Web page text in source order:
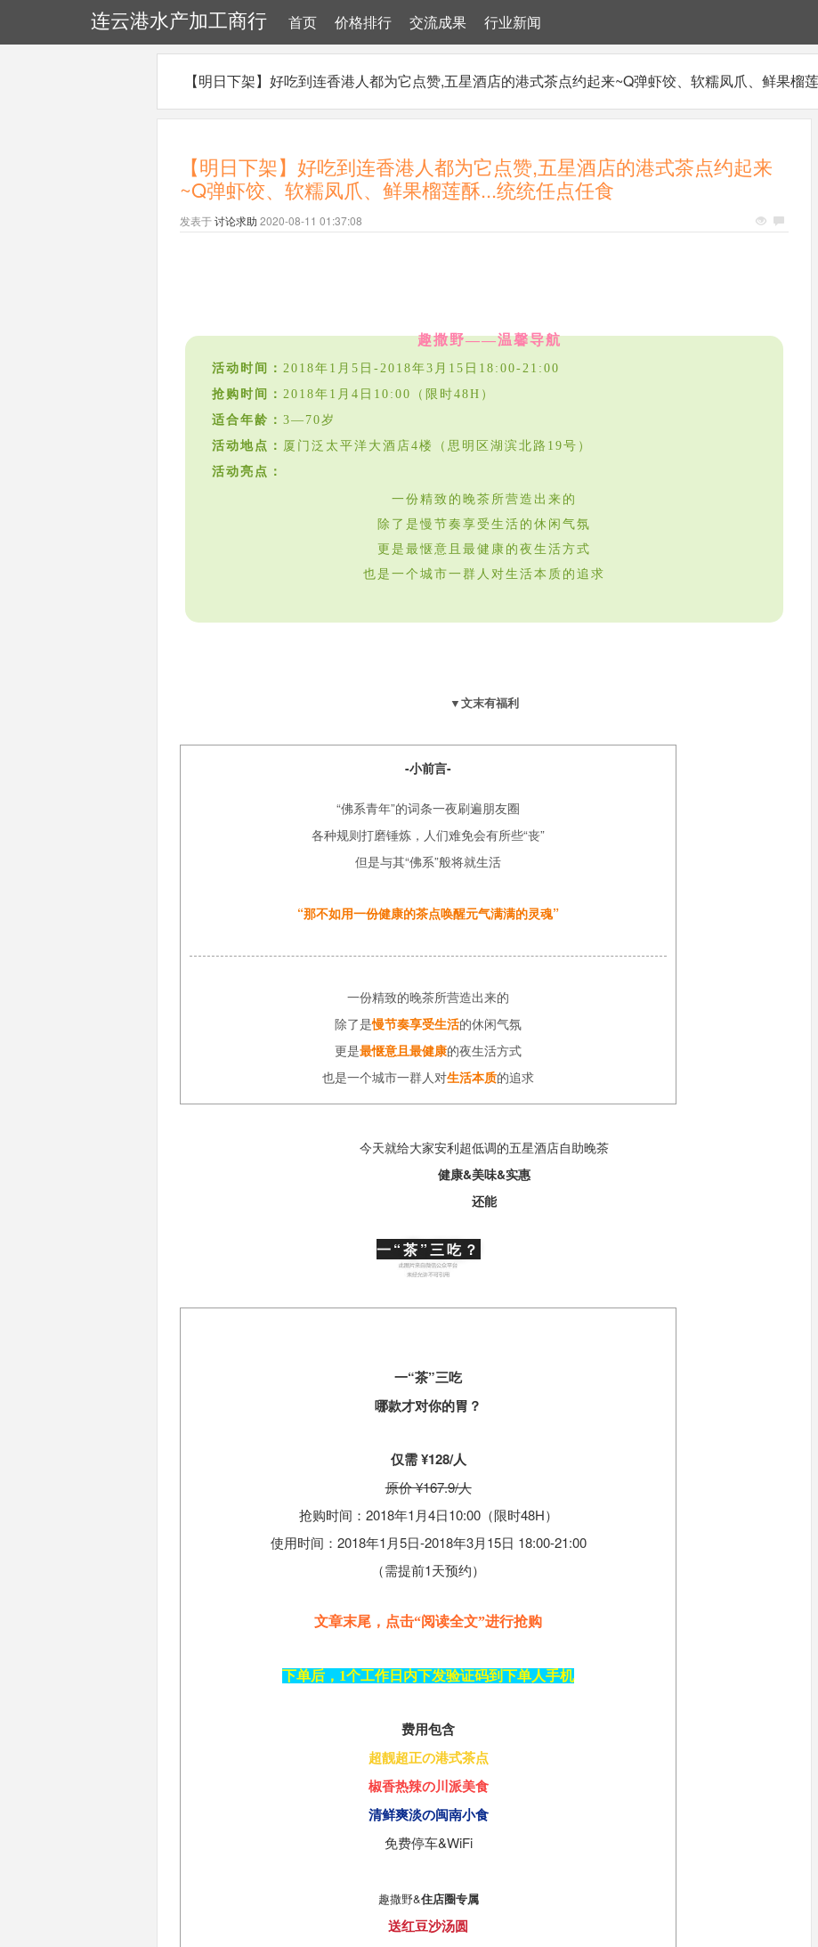
连云港水产加工商行 首页 价格排行 交流成果 行业新闻
【明日下架】好吃到连香港人都为它点赞,五星酒店的港式茶点约起来~Q弹虾饺、软糯凤爪、鲜果榴
【明日下架】好吃到连香港人都为它点赞,五星酒店的港式茶点约起来
~Q弹虾饺、软糯凤爪、鲜果榴莲酥...统统任点任食
发表于讨论求助 2020-08-11 01:37:08
趣撒野——温馨导航
活动时间：2018年1月5日-2018年3月15日18:00-21:00
抢购时间：2018年1月4日10:00（限时48H）
适合年龄：3—70岁
活动地点： 厦门泛太平洋大酒店4楼（思明区湖滨北路19号）
活动亮点：
一份精致的晚茶所营造出来的
除了是慢节奏享受生活的休闲气氛
更是最惬意且最健康的夜生活方式
也是一个城市一群人对生活本质的追求
▼文末有福利
-小前言-
“佛系青年”的词条一夜刷遍朋友圈
各种规则打磨锤炼，人们难免会有所些“丧”
但是与其“佛系”般将就生活
“那不如用一份健康的茶点唤醒元气满满的灵魂”
一份精致的晚茶所营造出来的
除了是慢节奏享受生活的休闲气氛
更是最惬意且最健康的夜生活方式
也是一个城市一群人对生活本质的追求
今天就给大家安利超低调的五星酒店自助晚茶
健康&美味&实惠
还能
一“茶”三吃？
一“茶”三吃
哪款才对你的胃？
仅需 ¥128/人
原价 ¥167.9/人
抢购时间：2018年1月4日10:00（限时48H）
使用时间：2018年1月5日-2018年3月15日 18:00-21:00
（需提前1天预约）
文章末尾，点击“阅读全文”进行抢购
下单后，1个工作日内下发验证码到下单人手机
费用包含
超靓超正の港式茶点
椒香热辣の川派美食
清鲜爽淡の闽南小食
免费停车&WiFi
趣撒野&住店圈专属
送红豆沙汤圆